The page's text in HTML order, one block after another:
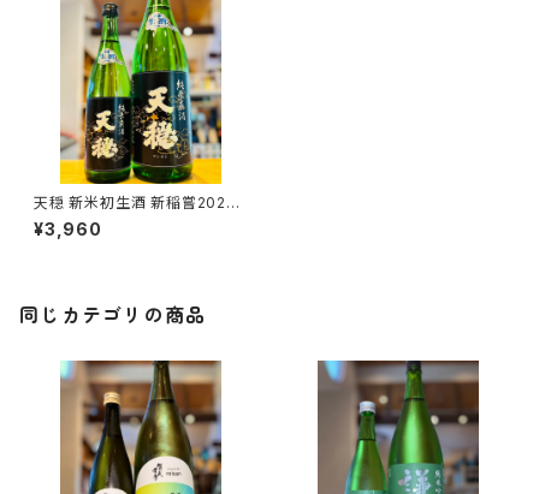
天穏 新米初生酒 新稲嘗2026
無濾過生原酒 1800ml１本（板
倉酒造・島根県出雲市塩冶町）
¥3,960
同じカテゴリの商品